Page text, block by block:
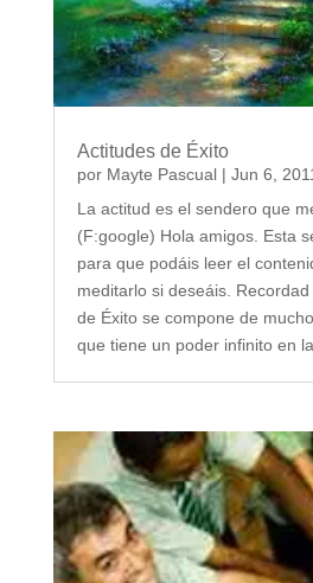
Actitudes de Éxito
por Mayte Pascual| Jun 6,
La actitud es el sendero que
(F:google) Hola amigos. Esta
para que podáis leer el
meditarlo si deseáis.
de Éxito se compone de
que tiene un poder infinito en